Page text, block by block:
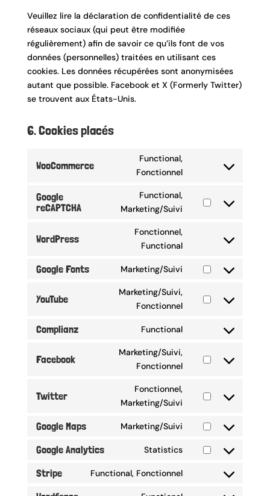
Veuillez lire la déclaration de confidentialité de ces
réseaux sociaux (qui peut être modifiée
régulièrement) afin de savoir ce qu’ils font de vos
données (personnelles) traitées en utilisant ces
cookies. Les données récupérées sont anonymisées
autant que possible. Facebook et X (Formerly Twitter)
se trouvent aux États-Unis.
6. Cookies placés
WooCommerce
Functional,
Fonctionnel
service
Google
reCAPTCHA
Functional,
Marketing/Suivi
Consent
recaptcha
WordPress
Fonctionnel,
Functional
service
Google Fonts Marketing/Suivi
Consent
service
YouTube
Marketing/Suivi,
Fonctionnel
Consent
Complianz Functional
service
Facebook
Marketing/Suivi,
Fonctionnel
Consent
service
Twitter
Fonctionnel,
Marketing/Suivi
Consent
service
twitter
Google Maps Marketing/Suivi
Consent
Google Analytics Statistics
Consent
Stripe Functional, Fonctionnel